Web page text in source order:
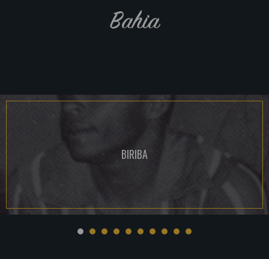
Bahia
BIRIBA